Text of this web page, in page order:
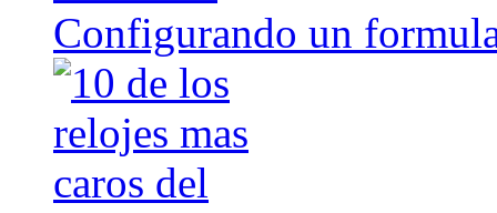
Configurando un